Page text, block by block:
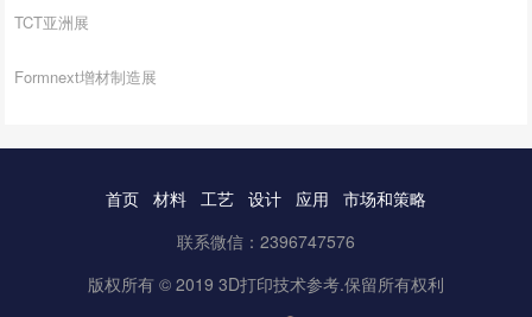
TCT亚洲展
Formnext增材制造展
首页 材料 工艺 设计 应用
市场和策略
联系微信：2396747576
版权所有 © 2019 3D打印技术参考.保留所有权利